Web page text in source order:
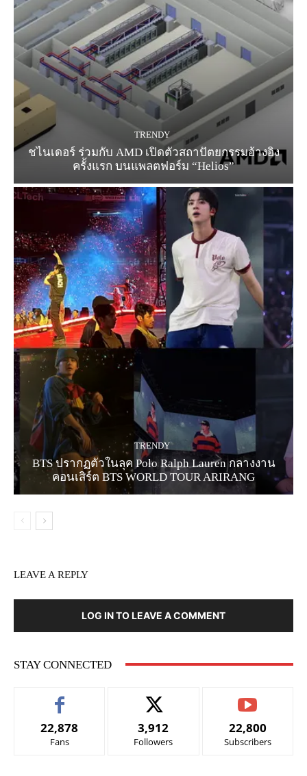
TRENDY
ชไนเดอร์ ร่วมกับ AMD เปิดตัวสถาปัตยกรรมอ้างอิง
ครั้งแรก บนแพลตฟอร์ม “Helios”
TRENDY
BTS ปรากฏตัวในลุค Polo Ralph Lauren กลางงาน
คอนเสิร์ต BTS WORLD TOUR ARIRANG
LEAVE A REPLY
LOG IN TO LEAVE A COMMENT
STAY CONNECTED
22,878
Fans
3,912
Followers
22,800
Subscribers